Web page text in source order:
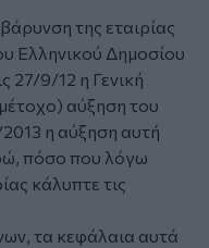
της εταιρίας
Ελληνικού Δημοσίου
27/9/12 η Γενική
αύξηση του
η αύξηση αυτή
πόσο που λόγω
κάλυπτε τις
τα κεφάλαια αυτά